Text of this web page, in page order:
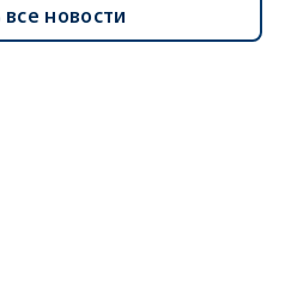
новости